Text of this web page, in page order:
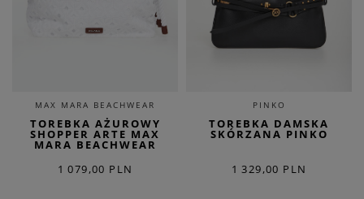
MAX MARA BEACHWEAR
TOREBKA AŻUROWY
SHOPPER ARTE MAX
MARA BEACHWEAR
1 079,00 PLN
PINKO
TOREBKA DAMSKA
SKÓRZANA PINKO
1 329,00 PLN